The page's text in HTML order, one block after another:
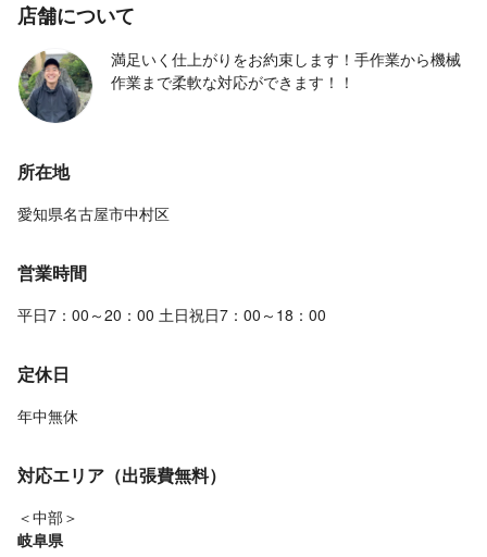
店舗について
満足いく仕上がりをお約束します！手作業から機械
作業まで柔軟な対応ができます！！
所在地
愛知県名古屋市中村区
営業時間
平日7：00～20：00 土日祝日7：00～18：00
定休日
年中無休
対応エリア（出張費無料）
＜中部＞
岐阜県